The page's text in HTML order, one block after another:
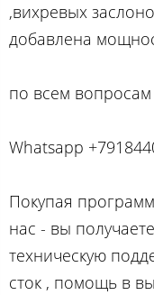
,вихревых
добавлена
по вcем вопросам
Whatsapp
Покупая
нас - вы
техническую
сток , помощь в